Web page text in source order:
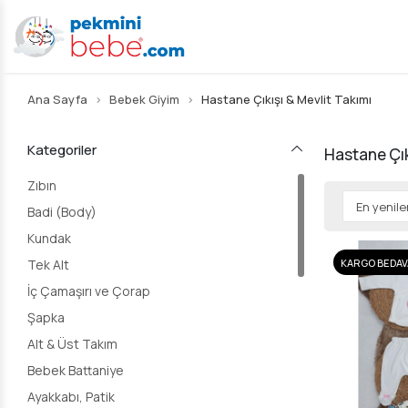
Ana Sayfa Bebek Giyim Hastane Çıkışı & Mevlit Takımı
Kategoriler
Zıbın
Badi (Body)
Kundak
Tek Alt
İç Çamaşırı ve Çorap
Şapka
Alt & Üst Takım
Bebek Battaniye
Ayakkabı, Patik
Hastane
KARGO